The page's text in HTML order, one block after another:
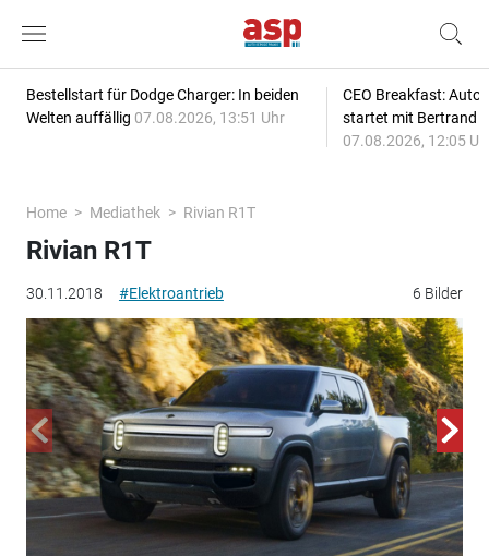
Bestellstart für Dodge Charger: In beiden
Welten auffällig 07.08.2026, 13:51 Uhr
CEO Breakfast:
startet mit Bertrand
07.08.2026, 12:05
Home Mediathek Rivian R1T
30.11.2018 #Elektroantrieb 6 Bilder
Rivian R1T